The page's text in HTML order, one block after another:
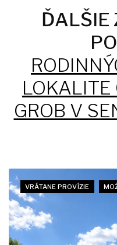
ĎALŠIE
LOKALITE
GROB V
VRÁTANE PROVÍZIE